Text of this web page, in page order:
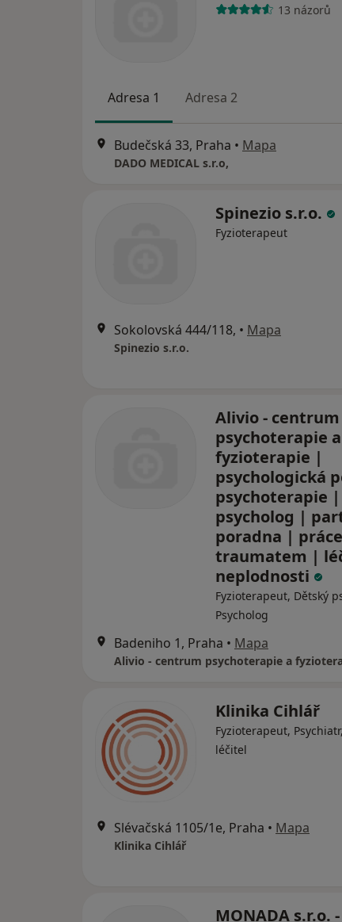
13 názorů
Adresa 1 Adresa 2
Budečská 33, Praha • Mapa
DADO MEDICAL s.r.o,
Spinezio s.r.o.
Fyzioterapeut
Sokolovská 444/118, • Mapa
Spinezio s.r.o.
Alivio - centrum
psychoterapie a
fyzioterapie |
psychologická
psychoterapie
psycholog |
poradna |
traumatem |
neplodnosti
Fyzioterapeut, Dětský
Psycholog
Badeniho 1, Praha • Mapa
Klinika Cihlář
Fyzioterapeut,
léčitel
Slévačská 1105/1e, Praha • Mapa
Klinika Cihlář
MONADA s.r.o.